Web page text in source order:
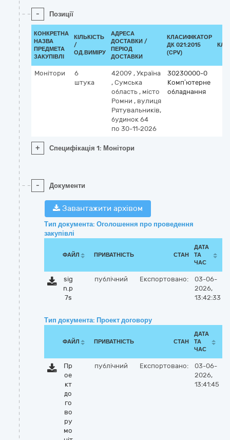
- Позиції
КОНКРЕТНА
НАЗВА
ПРЕДМЕТА
ЗАКУПІВЛІ
КІЛЬКІСТЬ
/
ОД.ВИМІРУ
АДРЕСА
ДОСТАВКИ /
ПЕРІОД
ДОСТАВКИ
КЛАСИФІКАТОР
ДК 021:2015
(CPV)
Монітори
6
штука
42009 , Україна
, Сумська
область , місто
Ромни , вулиця
Рятувальників,
будинок 64
по 30-11-2026
30230000-0
Комп’ютерне
обладнання
+ Специфікація 1: Монітори
- Документи
Завантажити архівом
Тип документа: Оголошення про проведення
закупівлі
ФАЙЛ ПРИВАТНІСТЬ СТАН
ДАТА
ТА
ЧАС
sig
n.p
7s
публічний Експортовано:
03-06-
2026,
13:42:33
Тип документа: Проект договору
ФАЙЛ ПРИВАТНІСТЬ СТАН
ДАТА
ТА
ЧАС
Пр
ое
кт
до
го
во
ру
мо
публічний Експортовано:
03-06-
2026,
13:41:45